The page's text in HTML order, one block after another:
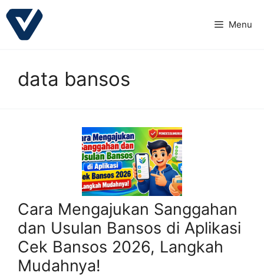
Langsung
ke
Menu
data bansos
Cara Mengajukan Sanggahan
dan Usulan Bansos di Aplikasi
Cek Bansos 2026, Langkah
Mudahnya!